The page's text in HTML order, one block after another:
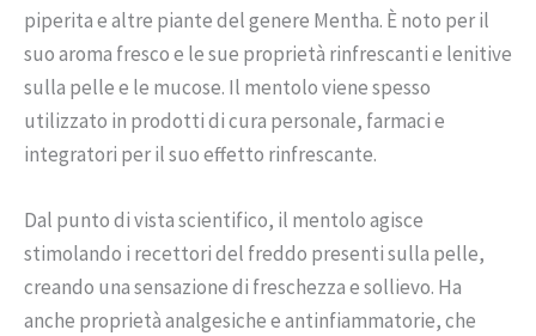
piperita e altre piante del genere Mentha. È noto per il
suo aroma fresco e le sue proprietà rinfrescanti e lenitive
sulla pelle e le mucose. Il mentolo viene spesso
utilizzato in prodotti di cura personale, farmaci e
integratori per il suo effetto rinfrescante.
Dal punto di vista scientifico, il mentolo agisce
stimolando i recettori del freddo presenti sulla pelle,
creando una sensazione di freschezza e sollievo. Ha
anche proprietà analgesiche e antinfiammatorie, che